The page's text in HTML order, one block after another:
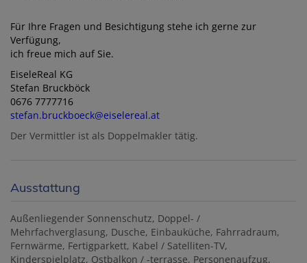
Für Ihre Fragen und Besichtigung stehe ich gerne zur
Verfügung,
ich freue mich auf Sie.
EiseleReal KG
Stefan Bruckböck
0676 7777716
stefan.bruckboeck@eiselereal.at
Der Vermittler ist als Doppelmakler tätig.
Ausstattung
Außenliegender Sonnenschutz Doppel- /
Mehrfachverglasung Dusche Einbauküche Fahrradraum
Fernwärme Fertigparkett Kabel / Satelliten-TV
Kinderspielplatz Ostbalkon / -terrasse Personenaufzug